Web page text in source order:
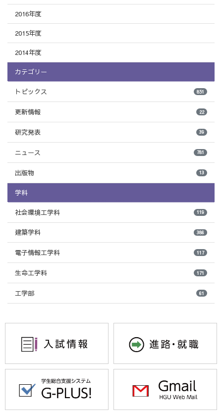
2016年度
2015年度
2014年度
カテゴリー
トピックス 851
更新情報 22
研究発表 39
ニュース 781
出版物 13
学科
社会環境工学科 119
建築学科 386
電子情報工学科 117
生命工学科 171
工学部 61